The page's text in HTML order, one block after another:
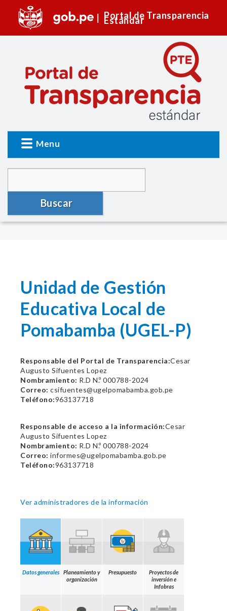
Portal de Transparencia
Estándar
Menu
Buscar
Unidad de Gestión
Educativa Local de
Pomabamba (UGEL-P)
Responsable del Portal de Transparencia:Cesar
Augusto Sifuentes Lopez
Nombramiento: R.D N.º 000788-2024
Correo: csifuentes@ugelpomabamba.gob.pe
Teléfono:963137718
Responsable de acceso a la información:Cesar
Augusto Sifuentes Lopez
Nombramiento: R.D N.º 000788-2024
Correo: informes@ugelpomabamba.gob.pe
Teléfono:963137718
Ver administradores de la información
Datos generales
Planeamiento y
organización
Presupuesto
Proyectos de
inversión e
Infobras